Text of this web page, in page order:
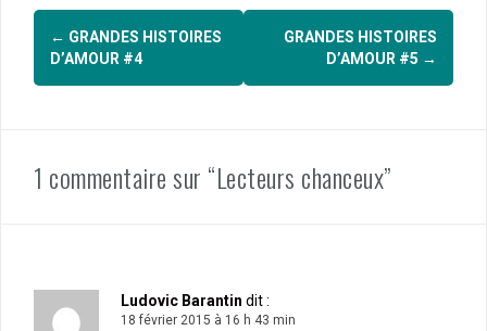
Navigation
d'article
← GRANDES HISTOIRES
D’AMOUR #4
GRANDES HISTOIRES
D’AMOUR #5 →
1 commentaire sur “Lecteurs chanceux”
Ludovic Barantin dit :
18 février 2015 à 16 h 43 min